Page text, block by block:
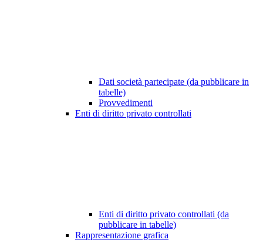
Dati società partecipate (da pubblicare in
tabelle)
Provvedimenti
Enti di diritto privato controllati
Enti di diritto privato controllati (da
pubblicare in tabelle)
Rappresentazione grafica